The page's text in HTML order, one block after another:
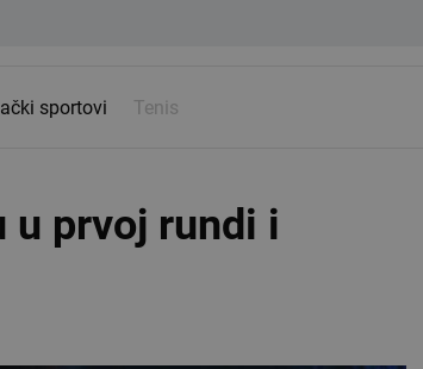
sportovi Tenis
prvoj rundi i